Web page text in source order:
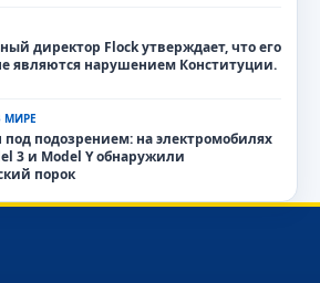
директор Flock утверждает, что его
являются нарушением Конституции.
МИРЕ
подозрением: на электромобилях
3 и Model Y обнаружили
порок